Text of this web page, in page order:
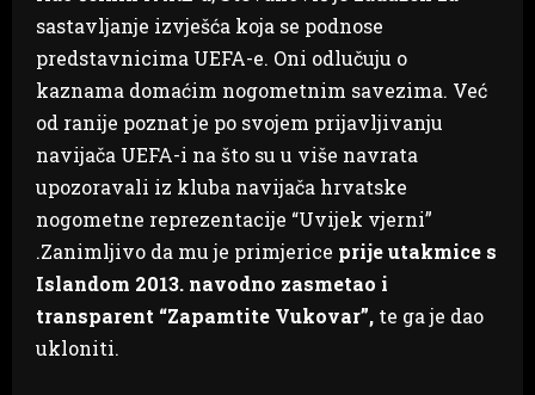
sastavljanje izvješća koja se podnose
predstavnicima UEFA-e. Oni odlučuju o
kaznama domaćim nogometnim savezima. Već
od ranije poznat je po svojem prijavljivanju
navijača UEFA-i na što su u više navrata
upozoravali iz kluba navijača hrvatske
nogometne reprezentacije “Uvijek vjerni”
.Zanimljivo da mu je primjerice prije utakmice s
Islandom 2013. navodno zasmetao i
transparent “Zapamtite Vukovar”, te ga je dao
ukloniti.